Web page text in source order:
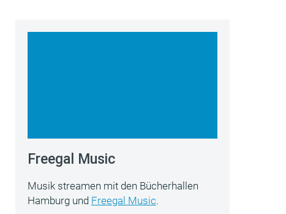
Freegal Music
Musik streamen mit den Bücherhallen
Hamburg und Freegal Music.